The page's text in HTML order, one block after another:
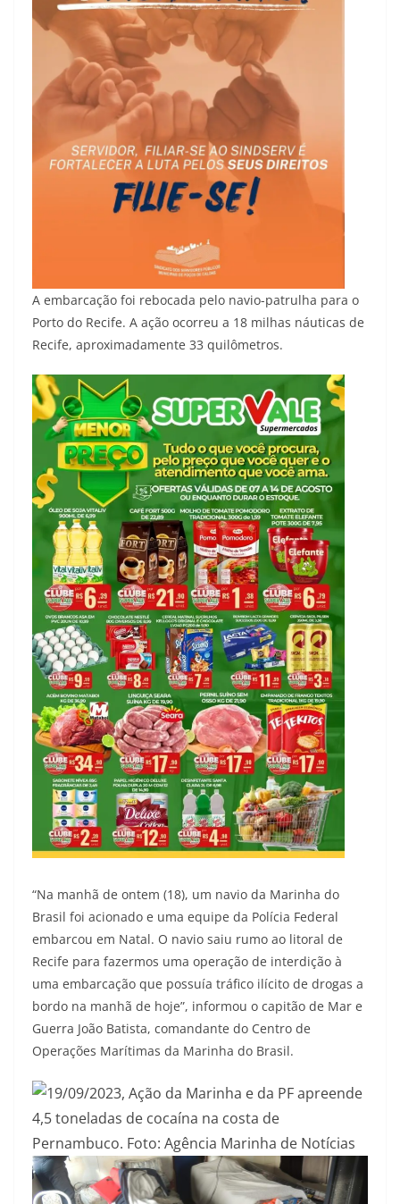
A embarcação foi rebocada pelo navio-patrulha para o
Porto do Recife. A ação ocorreu a 18 milhas náuticas de
Recife, aproximadamente 33 quilômetros.
“Na manhã de ontem (18), um navio da Marinha do
Brasil foi acionado e uma equipe da Polícia Federal
embarcou em Natal. O navio saiu rumo ao litoral de
Recife para fazermos uma operação de interdição à
uma embarcação que possuía tráfico ilícito de drogas a
bordo na manhã de hoje”, informou o capitão de Mar e
Guerra João Batista, comandante do Centro de
Operações Marítimas da Marinha do Brasil.